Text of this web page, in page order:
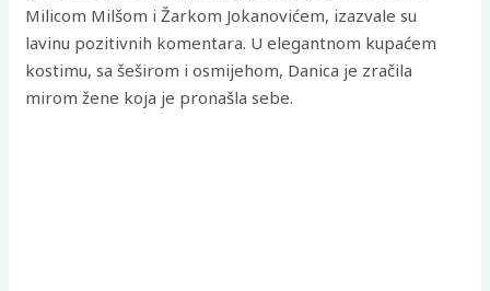
Milicom Milšom i Žarkom Jokanovićem, izazvale su
lavinu pozitivnih komentara. U elegantnom kupaćem
kostimu, sa šeširom i osmijehom, Danica je zračila
mirom žene koja je pronašla sebe.